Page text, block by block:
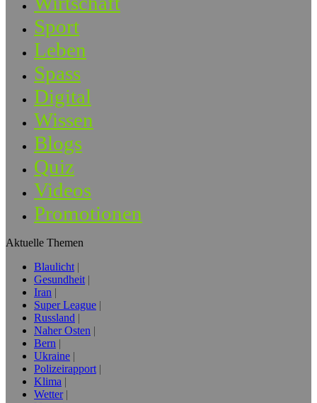
Sport
Leben
Spass
Digital
Wissen
Blogs
Quiz
Videos
Promotionen
Aktuelle Themen
Blaulicht
Gesundheit
Iran
Super League
Russland
Naher Osten
Bern
Ukraine
Polizeirapport
Klima
Wetter